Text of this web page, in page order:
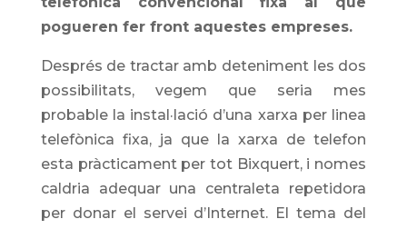
pogueren fer front aquestes empreses.
Després de tractar amb deteniment les dos
possibilitats, vegem que seria mes
probable la instal·lació d’una xarxa per linea
telefònica fixa, ja que la xarxa de telefon
esta pràcticament per tot Bixquert, i nomes
caldria adequar una centraleta repetidora
per donar el servei d’Internet. El tema del